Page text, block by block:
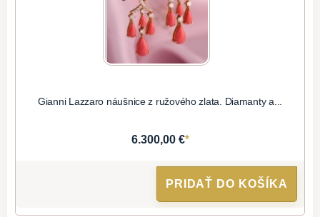
Gianni Lazzaro náušnice z ružového zlata. Diamanty a...
6.300,00 €*
PRIDAŤ DO KOŠÍKA